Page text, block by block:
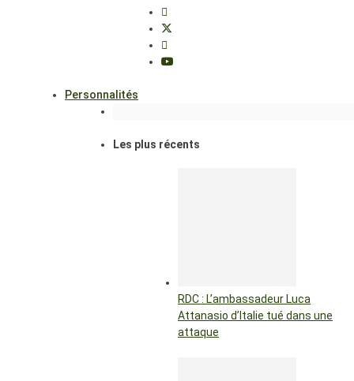
Personnalités
Les plus récents
RDC : L’ambassadeur Luca
Attanasio d’Italie tué dans une
attaque